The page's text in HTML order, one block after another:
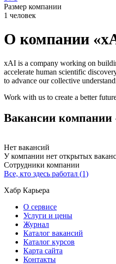
Размер компании
1 человек
О компании
xAI is a company working on
accelerate human scientific
to advance our collective
Work with us to create a better
Вакансии компании
Нет вакансий
У компании нет открытых
Сотрудники компании
Все, кто здесь работал (1)
Хабр Карьера
О сервисе
Услуги и цены
Журнал
Каталог вакансий
Каталог курсов
Карта сайта
Контакты